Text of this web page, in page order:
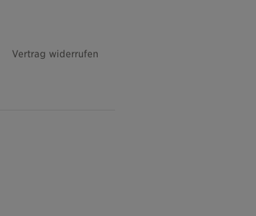
Vertrag widerrufen